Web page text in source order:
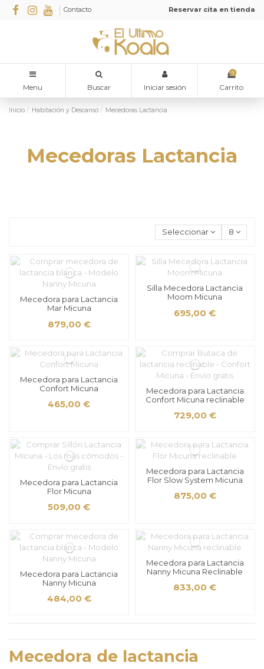
Contacto Reservar cita en tienda
Menu Buscar Iniciar sesión
0
Carrito
Inicio Habitación y Descanso Mecedoras Lactancia
Mecedoras Lactancia
Seleccionar 8
Mecedora para Lactancia
Mar Micuna
879,00 €
Silla Mecedora Lactancia
Moom Micuna
695,00 €
Mecedora para Lactancia
Confort Micuna
465,00 €
Mecedora para Lactancia
Confort Micuna reclinable
729,00 €
Mecedora para Lactancia
Flor Micuna
509,00 €
Mecedora para Lactancia
Flor Slow System Micuna
875,00 €
Mecedora para Lactancia
Nanny Micuna
484,00 €
Mecedora para Lactancia
Nanny Micuna Reclinable
833,00 €
Mecedora de lactancia